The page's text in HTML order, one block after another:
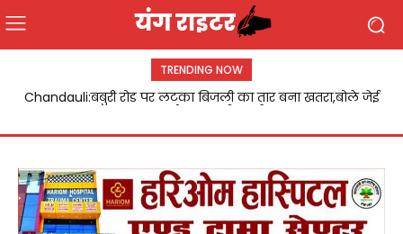
TRENDING NOW
Chandauli:बबुरी रोड पर लटका बिजली का तार बना खतरा,बोले जेई